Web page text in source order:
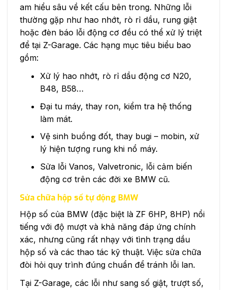
am hiểu sâu về kết cấu bên trong. Những lỗi
thường gặp như hao nhớt, rò rỉ dầu, rung giật
hoặc đèn báo lỗi động cơ đều có thể xử lý triệt
để tại Z-Garage. Các hạng mục tiêu biểu bao
gồm:
Xử lý hao nhớt, rò rỉ dầu động cơ N20,
B48, B58…
Đại tu máy, thay ron, kiểm tra hệ thống
làm mát.
Vệ sinh buồng đốt, thay bugi – mobin, xử
lý hiện tượng rung khi nổ máy.
Sửa lỗi Vanos, Valvetronic, lỗi cảm biến
động cơ trên các đời xe BMW cũ.
Sửa chữa hộp số tự động BMW
Hộp số của BMW (đặc biệt là ZF 6HP, 8HP) nổi
tiếng với độ mượt và khả năng đáp ứng chính
xác, nhưng cũng rất nhạy với tình trạng dầu
hộp số và các thao tác kỹ thuật. Việc sửa chữa
đòi hỏi quy trình đúng chuẩn để tránh lỗi lan.
Tại Z-Garage, các lỗi như sang số giật, trượt số,